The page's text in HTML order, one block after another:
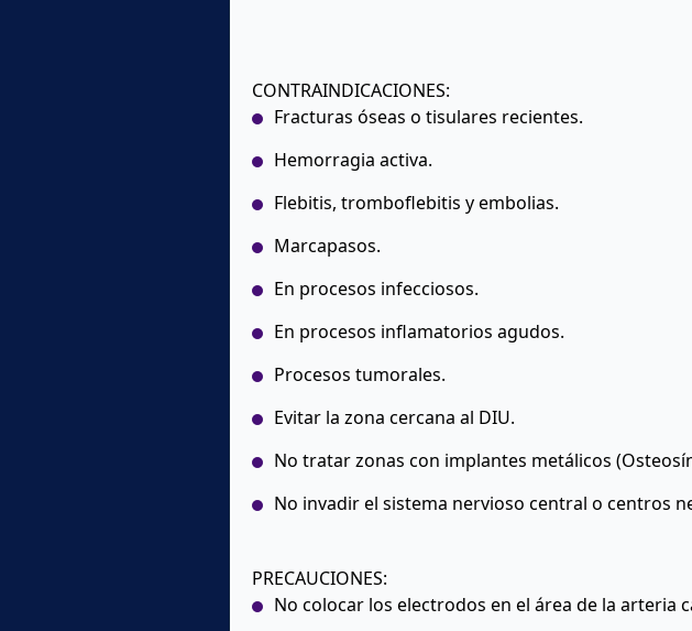
CONTRAINDICACIONES:
Fracturas óseas o tisulares recientes.
Hemorragia activa.
Flebitis, tromboflebitis y embolias.
Marcapasos.
En procesos infecciosos.
En procesos inflamatorios agudos.
Procesos tumorales.
Evitar la zona cercana al DIU.
No tratar zonas con implantes metálicos
No invadir el sistema nervioso central o centros
PRECAUCIONES:
No colocar los electrodos en el área de la arteria